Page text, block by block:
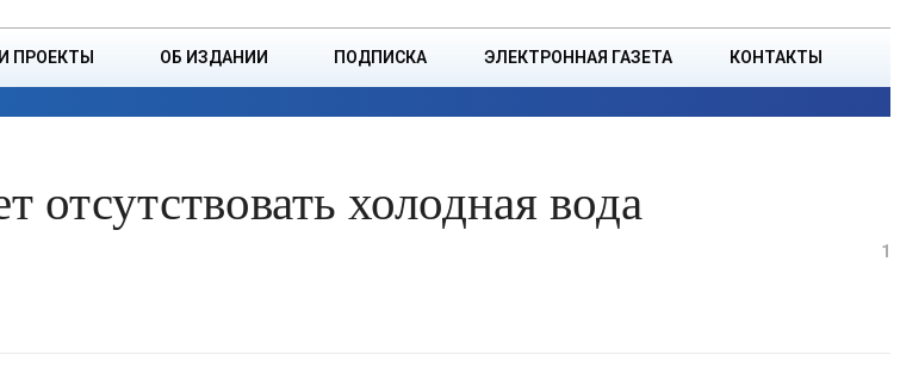
ПРОЕКТЫ ОБ ИЗДАНИИ ПОДПИСКА ЭЛЕКТРОННАЯ ГАЗЕТА КОНТАКТЫ
отсутствовать холодная вода
1